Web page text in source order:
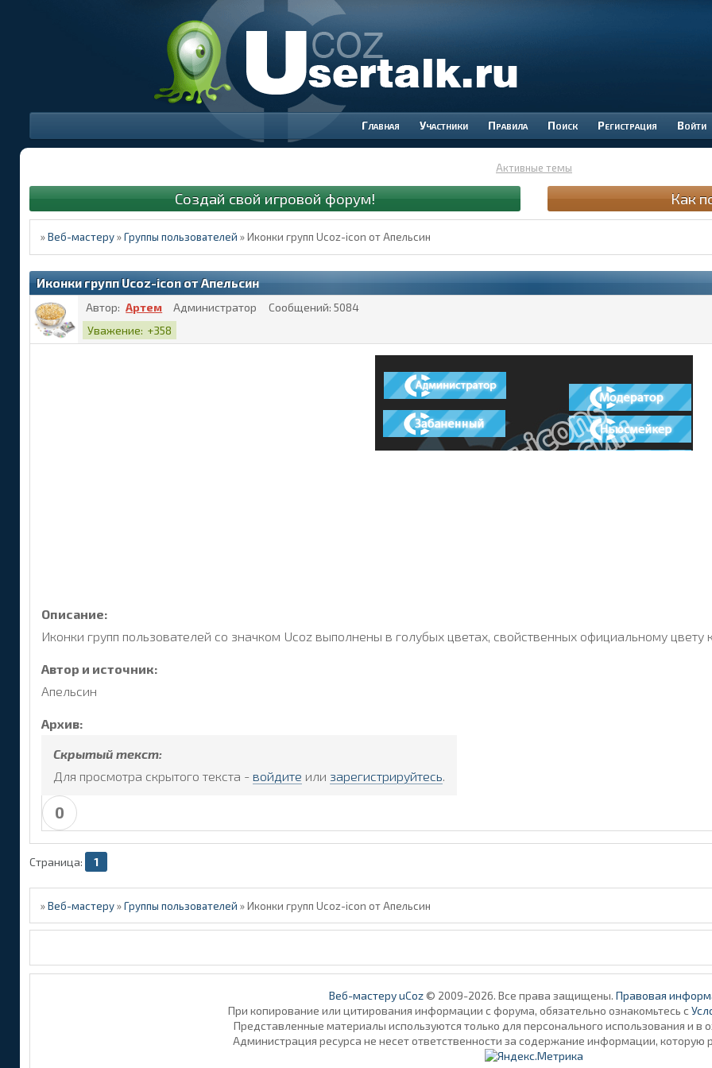
Участники Правила Поиск Регистрация Войти
Активные темы
Создай свой игровой форум! Как
»Веб-мастеру »Группы пользователей »Иконки групп Ucoz-icon от Апельсин
Иконки групп Ucoz-icon от Апельсин
Автор: Артем Администратор Сообщений: 5084
Уважение: +358
Описание:
Иконки групп пользователей со значком Ucoz выполнены в голубых цветах, свойственных официальному цвету
Автор и источник:
Апельсин
Архив:
Скрытый текст:
Для просмотра скрытого текста - войдите или зарегистрируйтесь.
0
Страница: 1
»Веб-мастеру »Группы пользователей »Иконки групп Ucoz-icon от Апельсин
Веб-мастеру uCoz© 2009-2026. Все права защищены. Правовая
При копирование или цитирования информации с форума, обязательно ознакомьтесь с
Представленные материалы используются только для персонального использования и в
Администрация ресурса не несет ответственности за содержание информации, которую